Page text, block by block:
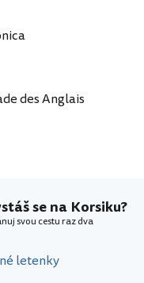
des Anglais
se na Korsiku?
svou cestu raz dva
letenky